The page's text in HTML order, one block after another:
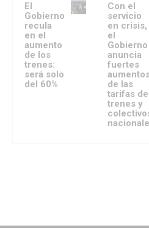
El
Gobierno
recula
en el
aumento
de los
trenes:
será solo
del 60%
Con el
servicio
en crisis,
el
Gobierno
anuncia
fuertes
de las
tarifas de
trenes y